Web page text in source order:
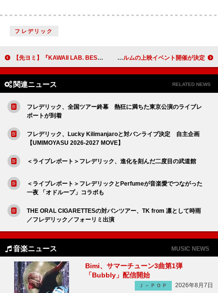
フレデリック
【先ヨミ】『KAWAII LAB. BEST ALBUM』が13.3万枚で首位走行中 BUDDiiSが追う＜2/12訂正＞ ブリング・ミー・ザ・ホライズン、サンパウロ公演を収録した初のライブ・フィルムの上映イベント開催が決定
関連ニュース RELATED NEWS
フレデリック、全国ツアー終幕 熱狂に満ちた東京公演のライブレ
ポートが到着
フレデリック、Lucky Kilimanjaroと対バンライブ決定 自主企画
【UMIMOYASU 2026-2027 MOVE】
＜ライブレポート＞フレデリック、進化を刻んだ二度目の武道館
＜ライブレポート＞フレデリックとPerfumeが音楽愛でつながった
一夜 「オドループ」コラボも
THE ORAL CIGARETTESの対バンツアー、TK from 凛として時雨
／フレデリック／フォーリミ出演
音楽ニュース MUSIC NEWS
Bimi、サマーチューン3曲第1弾
「Bubbly」配信開始
Ｊ－ＰＯＰ 2026年8月7日